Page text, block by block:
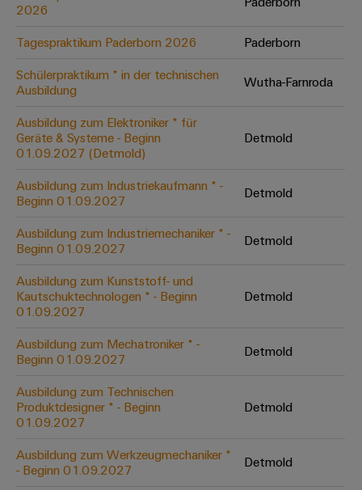
Geräte
Konventionelle
Energieerzeugung
für
bewährte
Energieerzeugung
Maschinenbau
Lösungen
verschiedene
Segmente
Maschinen
und
Fabrikautomation
Öl
&
Gas
Sicherer
Betrieb
vernetzten
Lösungen
und
Dezentrale
Automatisierung
Energiemanagement-
IIoT
Automation
Industrial
Analytics
Industrial
Industrial
IoT
Industrial
und
Überspannungsschutz
PV
Generatoranschlusskasten
Feldbusverteiler
Automatisierung
Software
I/O-
Systeme
Industrial
Touch-
Technischer
Produktkonformität
Engineering
Daten
Produktkataloge
Reparatur
und
Trainings
und
Webinare
Bestellmöglichkeiten
Fachpressemeldungen
Pressekontakt
Unsere
Partner
IIoT
and
Automation
Partner
Netzwerk
IIoT
Automation
Solution
Partner
finden
Partner
Ausbildungs-
und
Studienplätze
Veranstaltungen
Aktuelle
Termine
Workshops
Schulklassen
Stellenbörse
2026
Tagespraktikum Paderborn 2026
Paderborn
Schülerpraktikum * in der technischen
Ausbildung
Wutha-Farnroda
Ausbildung zum Elektroniker * für
Geräte & Systeme - Beginn
01.09.2027 (Detmold)
Detmold
Ausbildung zum Industriekaufmann * -
Beginn 01.09.2027
Detmold
Ausbildung zum Industriemechaniker * -
Beginn 01.09.2027
Detmold
Ausbildung zum Kunststoff- und
Kautschuktechnologen * - Beginn
01.09.2027
Detmold
Ausbildung zum Mechatroniker * -
Beginn 01.09.2027
Detmold
Ausbildung zum Technischen
Produktdesigner * - Beginn
01.09.2027
Detmold
Ausbildung zum Werkzeugmechaniker *
- Beginn 01.09.2027
Detmold